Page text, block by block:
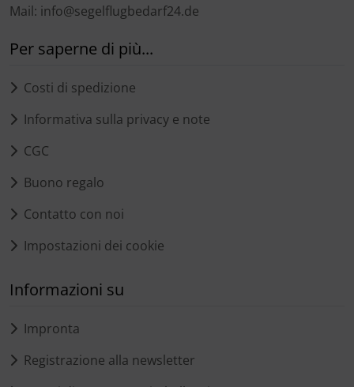
Mail: info@segelflugbedarf24.de
Per saperne di più...
Costi di spedizione
Informativa sulla privacy e note
CGC
Buono regalo
Contatto con noi
Impostazioni dei cookie
Informazioni su
Impronta
Registrazione alla newsletter